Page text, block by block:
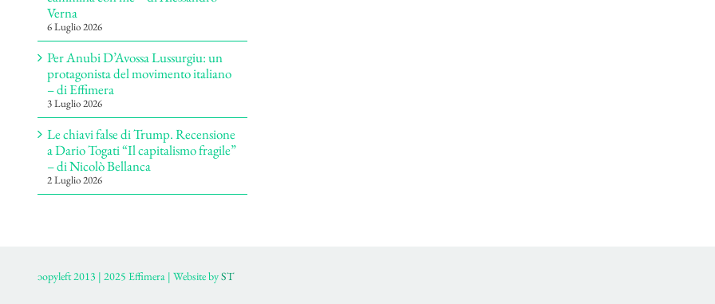
Verna
6 Luglio 2026
Per Anubi D’Avossa Lussurgiu: un
protagonista del movimento italiano
– di Effimera
3 Luglio 2026
Le chiavi false di Trump. Recensione
a Dario Togati “Il capitalismo fragile”
– di Nicolò Bellanca
2 Luglio 2026
ɔopyleft 2013 | 2025 Effimera | Website byST